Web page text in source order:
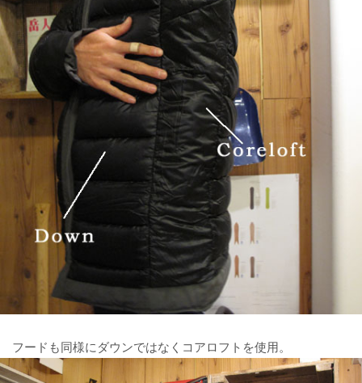
フードも同様にダウンではなくコアロフトを使用。